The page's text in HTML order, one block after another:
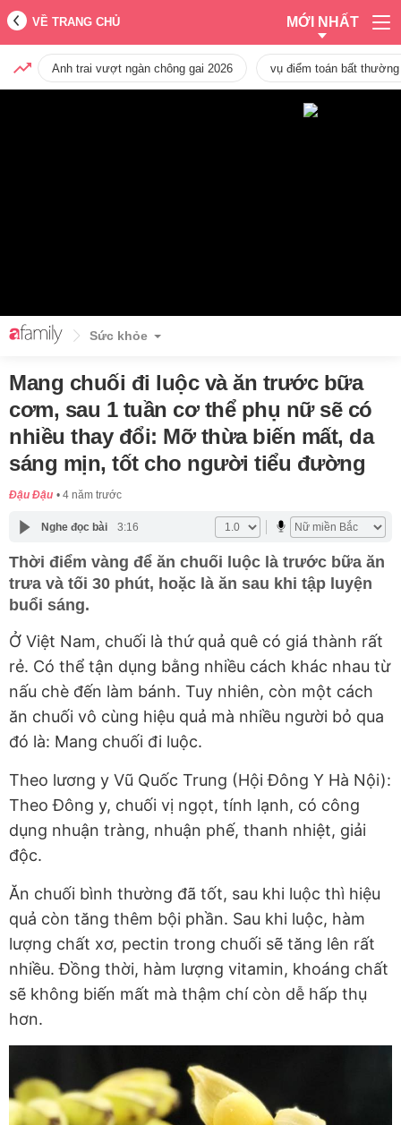
VỀ TRANG CHỦ MỚI NHẤT
Anh trai vượt ngàn chông gai 2026 vụ điểm toán bất
Sức khỏe
Mang chuối đi luộc và ăn trước bữa
cơm, sau 1 tuần cơ thể phụ nữ sẽ có
nhiều thay đổi: Mỡ thừa biến mất, da
sáng mịn, tốt cho người tiểu đường
Đậu Đậu 4 năm trước
Nghe đọc bài 3:16
Thời điểm vàng để ăn chuối luộc là trước bữa ăn
trưa và tối 30 phút, hoặc là ăn sau khi tập luyện
buổi sáng.
Ở Việt Nam, chuối là thứ quả quê có giá thành rất
rẻ. Có thể tận dụng bằng nhiều cách khác nhau từ
nấu chè đến làm bánh. Tuy nhiên, còn một cách
ăn chuối vô cùng hiệu quả mà nhiều người bỏ qua
đó là: Mang chuối đi luộc.
Theo lương y Vũ Quốc Trung (Hội Đông Y Hà Nội):
Theo Đông y, chuối vị ngọt, tính lạnh, có công
dụng nhuận tràng, nhuận phế, thanh nhiệt, giải
độc.
Ăn chuối bình thường đã tốt, sau khi luộc thì hiệu
quả còn tăng thêm bội phần. Sau khi luộc, hàm
lượng chất xơ, pectin trong chuối sẽ tăng lên rất
nhiều. Đồng thời, hàm lượng vitamin, khoáng chất
sẽ không biến mất mà thậm chí còn dễ hấp thụ
hơn.